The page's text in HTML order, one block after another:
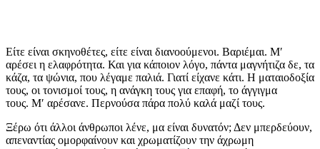
Είτε είναι σκηνοθέτες, είτε είναι διανοούμενοι. Βαριέμαι. Μ′
αρέσει η ελαφρότητα. Και για κάποιον λόγο, πάντα μαγνήτιζα δε, τα
κάζα, τα ψώνια, που λέγαμε παλιά. Γιατί είχανε κάτι. Η ματαιοδοξία
τους, οι τονισμοί τους, η ανάγκη τους για επαφή, το άγγιγμα
τους. Μ′ αρέσανε. Περνούσα πάρα πολύ καλά μαζί τους.
Ξέρω ότι άλλοι άνθρωποι λένε, μα είναι δυνατόν; Δεν μπερδεύουν,
απεναντίας ομορφαίνουν και χρωματίζουν την άχρωμη